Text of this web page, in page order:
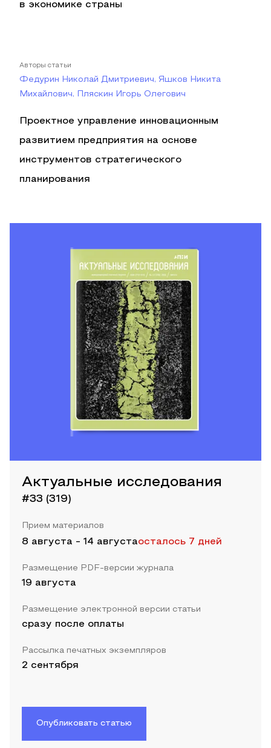
в экономике страны
Авторы статьи
Федурин Николай Дмитриевич, Яшков Никита
Михайлович, Пляскин Игорь Олегович
Проектное управление инновационным
развитием предприятия на основе
инструментов стратегического
планирования
Актуальные исследования
#33 (319)
Прием материалов
8 августа - 14 августаосталось 7 дней
Размещение PDF-версии журнала
19 августа
Размещение электронной версии статьи
сразу после оплаты
Рассылка печатных экземпляров
2 сентября
Опубликовать статью